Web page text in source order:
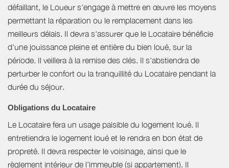
défaillant, le Loueur s'engage à mettre en œuvre les moyens
permettant la réparation ou le remplacement dans les
meilleurs délais. Il devra s'assurer que le Locataire bénéficie
d'une jouissance pleine et entière du bien loué, sur la
période. Il veillera à la remise des clés. Il s'abstiendra de
perturber le confort ou la tranquillité du Locataire pendant la
durée du séjour.
Obligations du Locataire
Le Locataire fera un usage paisible du logement loué. Il
entretiendra le logement loué et le rendra en bon état de
propreté. Il devra respecter le voisinage, ainsi que le
règlement intérieur de l'immeuble (si appartement). Il